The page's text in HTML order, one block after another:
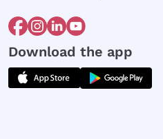
Download the app